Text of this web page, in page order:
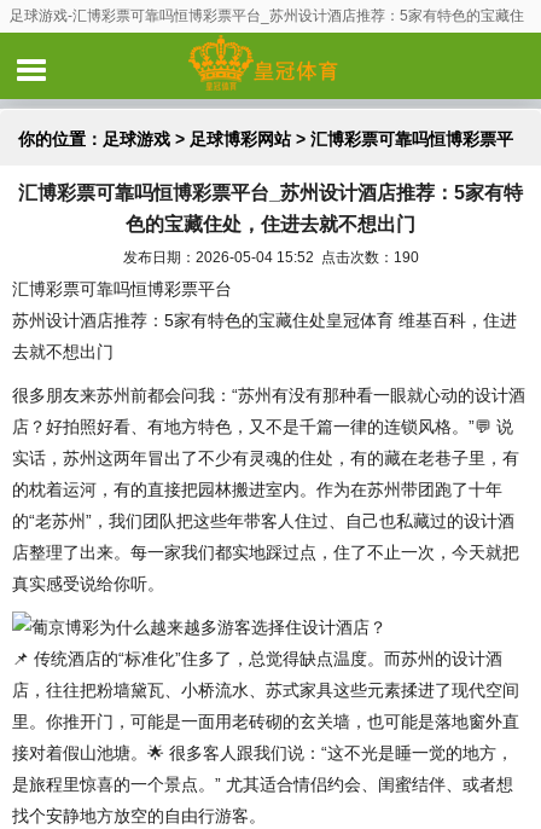
足球游戏-汇博彩票可靠吗恒博彩票平台_苏州设计酒店推荐：5家有特色的宝藏住
你的位置： 足球游戏 > 足球博彩网站> 汇博彩票可靠吗恒博彩票平
台_苏州设计酒店推荐：5家有特色的宝藏住处，住进去就不想出门
汇博彩票可靠吗恒博彩票平台_苏州设计酒店推荐：5家有特
色的宝藏住处，住进去就不想出门
发布日期：2026-05-04 15:52 点击次数：190
汇博彩票可靠吗恒博彩票平台
苏州设计酒店推荐：5家有特色的宝藏住处皇冠体育 维基百科，住进
去就不想出门
很多朋友来苏州前都会问我：“苏州有没有那种看一眼就心动的设计酒
店？好拍照好看、有地方特色，又不是千篇一律的连锁风格。”💬 说
实话，苏州这两年冒出了不少有灵魂的住处，有的藏在老巷子里，有
的枕着运河，有的直接把园林搬进室内。作为在苏州带团跑了十年
的“老苏州”，我们团队把这些年带客人住过、自己也私藏过的设计酒
店整理了出来。每一家我们都实地踩过点，住了不止一次，今天就把
真实感受说给你听。
为什么越来越多游客选择住设计酒店？
📌 传统酒店的“标准化”住多了，总觉得缺点温度。而苏州的设计酒
店，往往把粉墙黛瓦、小桥流水、苏式家具这些元素揉进了现代空间
里。你推开门，可能是一面用老砖砌的玄关墙，也可能是落地窗外直
接对着假山池塘。🌟 很多客人跟我们说：“这不光是睡一觉的地方，
是旅程里惊喜的一个景点。” 尤其适合情侣约会、闺蜜结伴、或者想
找个安静地方放空的自由行游客。